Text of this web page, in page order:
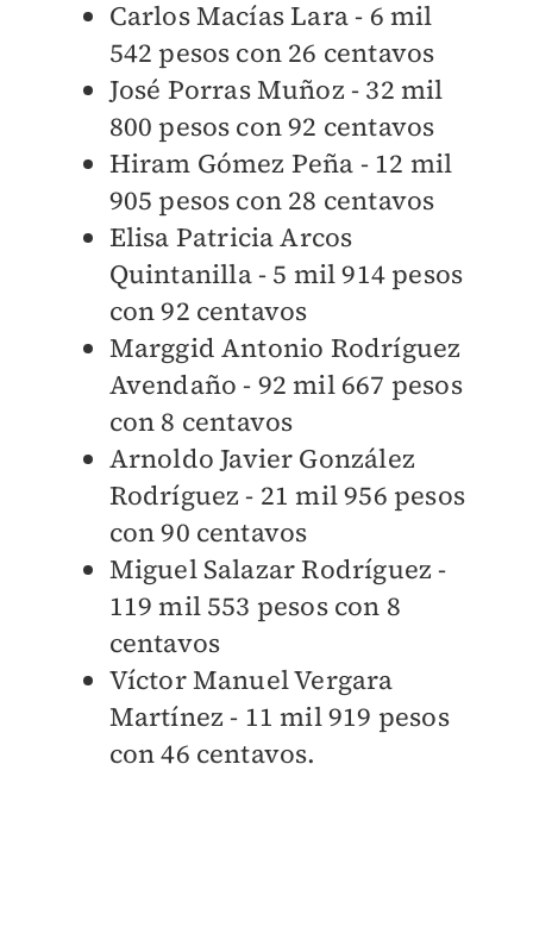
Carlos Macías Lara - 6 mil
542 pesos con 26 centavos
José Porras Muñoz - 32 mil
800 pesos con 92 centavos
Hiram Gómez Peña - 12 mil
905 pesos con 28 centavos
Elisa Patricia Arcos
Quintanilla - 5 mil 914 pesos
con 92 centavos
Marggid Antonio Rodríguez
Avendaño - 92 mil 667 pesos
con 8 centavos
Arnoldo Javier González
Rodríguez - 21 mil 956 pesos
con 90 centavos
Miguel Salazar Rodríguez -
119 mil 553 pesos con 8
centavos
Víctor Manuel Vergara
Martínez - 11 mil 919 pesos
con 46 centavos.